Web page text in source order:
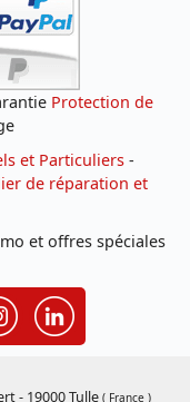
Protection de
et Particuliers -
de réparation et
et offres spéciales
- 19000 Tulle ( France )